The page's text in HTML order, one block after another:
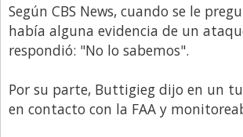
Según CBS News, cuando se le
había alguna evidencia de un
respondió: "No lo sabemos".
Por su parte, Buttigieg dijo en un
en contacto con la FAA y